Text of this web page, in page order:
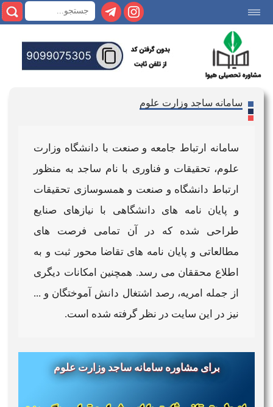
|||
سامانه ساجد وزارت علوم
سامانه ارتباط جامعه و صنعت با دانشگاه وزارت
علوم، تحقیقات و فناوری با نام ساجد به منظور
ارتباط دانشگاه و صنعت و همسوسازی تحقیقات
و پایان نامه های دانشگاهی با نیازهای صنایع
طراحی شده که در آن تمامی فرصت های
مطالعاتی و پایان نامه های تقاضا محور ثبت و به
اطلاع محققان می رسد. همچنین امکانات دیگری
از جمله امریه، رصد اشتغال دانش آموختگان و ...
نیز در این سایت در نظر گرفته شده است.
برای مشاوره سامانه ساجد وزارت علوم